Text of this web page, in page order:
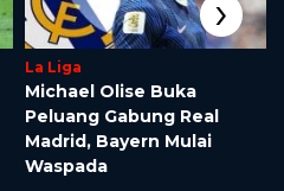
La Liga
Michael Olise Buka
Peluang Gabung Real
Madrid, Bayern Mulai
Waspada